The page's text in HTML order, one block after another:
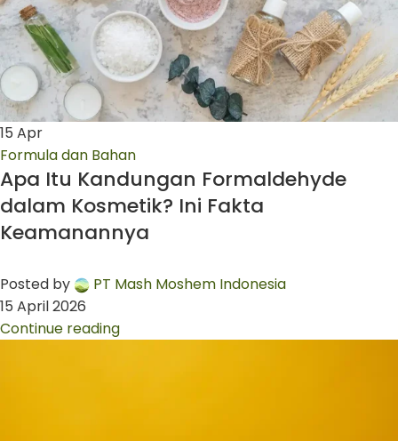
15 Apr
Formula dan Bahan
Apa Itu Kandungan Formaldehyde
dalam Kosmetik? Ini Fakta
Keamanannya
Posted by
PT Mash Moshem Indonesia
15 April 2026
Continue reading